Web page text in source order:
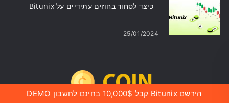
כיצד לסחור בחוזים עתידיים על Bitunix
25/01/2024
הירשם Bitunix קבל 10,000$ בחינם לחשבון DEMO